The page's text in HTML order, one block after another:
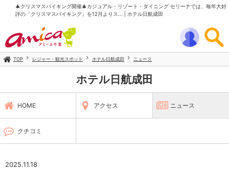
🎄クリスマスバイキング開催🎄カジュアル・リゾート・ダイニング セリーナでは、毎年大好
評の「クリスマスバイキング」を12月よりス... | ホテル日航成田
TOP レジャー・観光スポット ホテル日航成田 ニュース
ホテル日航成田
HOME アクセス ニュース
クチコミ
2025.11.18